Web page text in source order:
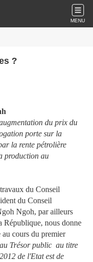
MENU
?
du prix du
porte sur la
la rente pétrolière
production au
du Conseil
du Conseil
Ngoh, par ailleurs
République, nous donne
au cours du premier
Trésor public au titre
de l'Etat est de